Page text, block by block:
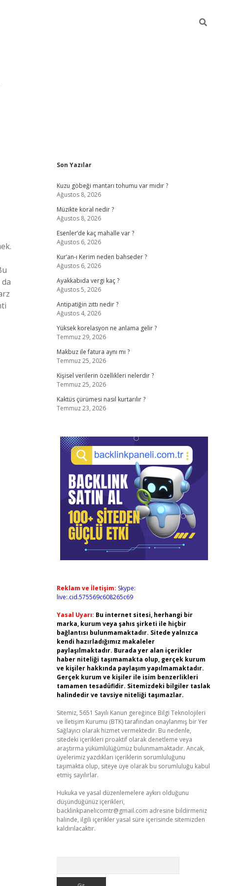
da
Sidebar
Son Yazılar
Kuzu göbeği mantarı tohumu var mıdır ?
Ağustos 8, 2026
Müzikte koral nedir ?
Ağustos 8, 2026
Esenler’de kaç mahalle var ?
Ağustos 6, 2026
Kur’an-ı Kerim neden bahseder ?
Ağustos 6, 2026
Ayakkabıda vergi kaç ?
Ağustos 5, 2026
Antipatiğin zıttı nedir ?
Ağustos 4, 2026
Yüksek korelasyon ne anlama gelir ?
Temmuz 29, 2026
Makbuz ile fatura aynı mı ?
Temmuz 25, 2026
Kişisel verilerin özellikleri nelerdir ?
Temmuz 25, 2026
Kaktüs çürümesi nasıl kurtarılır ?
Temmuz 23, 2026
Reklam ve İletişim: Skype:
live:.cid.575569c608265c69
Yasal Uyarı: Bu internet sitesi, herhangi bir
marka, kurum veya şahıs şirketi ile hiçbir
bağlantısı bulunmamaktadır. Sitede yalnızca
kendi hazırladığımız makaleler
paylaşılmaktadır. Burada yer alan içerikler
haber niteliği taşımamakta olup, gerçek kurum
ve kişiler hakkında paylaşım yapılmamaktadır.
Gerçek kurum ve kişiler ile isim benzerlikleri
tamamen tesadüfidir. Sitemizdeki bilgiler taslak
halindedir ve tavsiye niteliği taşımazlar.
Sitemiz, 5651 Sayılı Kanun gereğince Bilgi Teknolojileri
ve İletişim Kurumu (BTK) tarafından onaylanmış bir Yer
Sağlayıcı olarak hizmet vermektedir. Bu nedenle,
sitedeki içerikleri proaktif olarak denetleme veya
araştırma yükümlülüğümüz bulunmamaktadır. Ancak,
üyelerimiz yazdıkları içeriklerin sorumluluğunu
taşımakta olup, siteye üye olarak bu sorumluluğu kabul
etmiş sayılırlar.
Hukuka ve yasal düzenlemelere aykırı olduğunu
düşündüğünüz içerikleri,
backlinkpanelicomtr@gmail.com adresine bildirmeniz
halinde, ilgili içerikler yasal süre içerisinde sitemizden
kaldırılacaktır.